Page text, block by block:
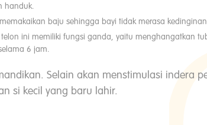
handuk.
baju sehingga bayi tidak merasa
ini memiliki fungsi ganda, yaitu menghangatkan
6 jam.
Selain akan menstimulasi indera
si kecil yang baru lahir.